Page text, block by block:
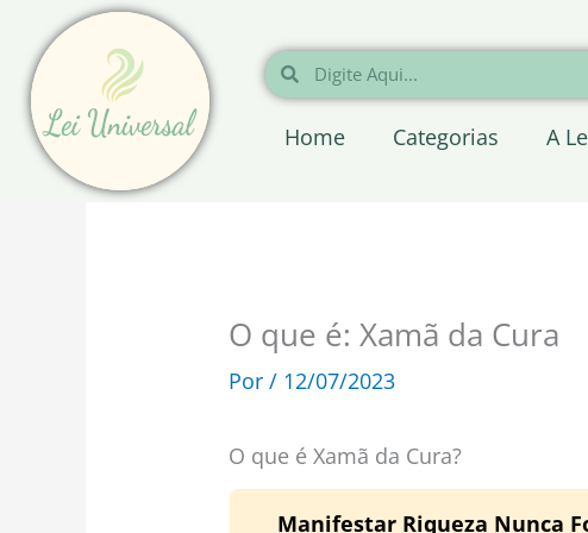
para
conteúdo
Pesquisar
Pesquisar
Home Categorias A
O que é: Xamã da Cura
Por/ 12/07/2023
O que é Xamã da Cura?
Manifestar Riqueza Nunca